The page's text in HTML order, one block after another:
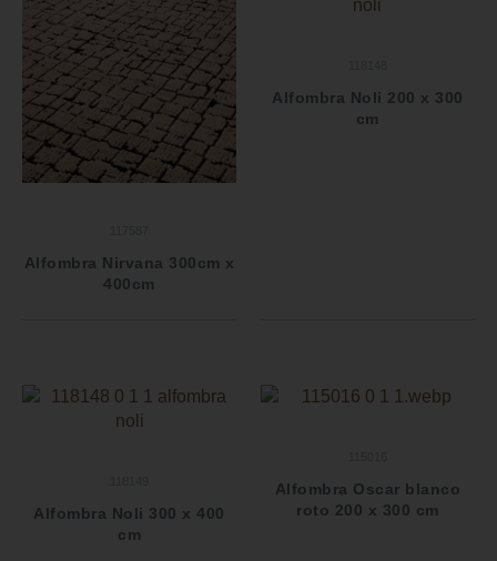
Alfombra Nirvana 300cm x
400cm
Alfombra Noli 200 x 300
cm
Alfombra Noli 300 x 400
cm
Alfombra Oscar blanco
roto 200 x 300 cm